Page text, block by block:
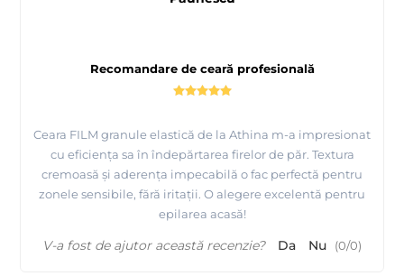
Recomandare de ceară profesională
Ceara FILM granule elastică de la Athina m-a impresionat
cu eficiența sa în îndepărtarea firelor de păr. Textura
cremoasă și aderența impecabilă o fac perfectă pentru
zonele sensibile, fără iritații. O alegere excelentă pentru
epilarea acasă!
V-a fost de ajutor această recenzie? Da Nu (0/0)